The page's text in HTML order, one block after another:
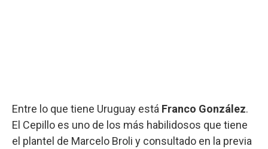
Entre lo que tiene Uruguay está Franco González.
El Cepillo es uno de los más habilidosos que tiene
el plantel de Marcelo Broli y consultado en la previa